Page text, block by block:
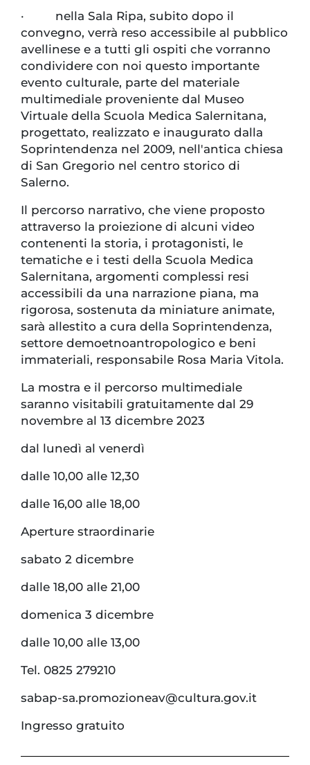
· nella Sala Ripa, subito dopo il
convegno, verrà reso accessibile al pubblico
avellinese e a tutti gli ospiti che vorranno
condividere con noi questo importante
evento culturale, parte del materiale
multimediale proveniente dal Museo
Virtuale della Scuola Medica Salernitana,
progettato, realizzato e inaugurato dalla
Soprintendenza nel 2009, nell'antica chiesa
di San Gregorio nel centro storico di
Salerno.
Il percorso narrativo, che viene proposto
attraverso la proiezione di alcuni video
contenenti la storia, i protagonisti, le
tematiche e i testi della Scuola Medica
Salernitana, argomenti complessi resi
accessibili da una narrazione piana, ma
rigorosa, sostenuta da miniature animate,
sarà allestito a cura della Soprintendenza,
settore demoetnoantropologico e beni
immateriali, responsabile Rosa Maria Vitola.
La mostra e il percorso multimediale
saranno visitabili gratuitamente dal 29
novembre al 13 dicembre 2023
dal lunedì al venerdì
dalle 10,00 alle 12,30
dalle 16,00 alle 18,00
Aperture straordinarie
sabato 2 dicembre
dalle 18,00 alle 21,00
domenica 3 dicembre
dalle 10,00 alle 13,00
Tel. 0825 279210
sabap-sa.promozioneav@cultura.gov.it
Ingresso gratuito